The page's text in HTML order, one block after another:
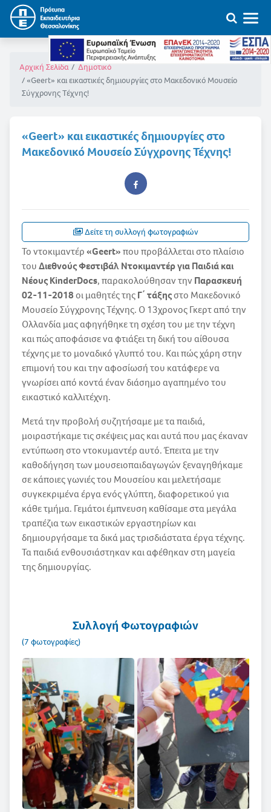
Αρχική Σελίδα
Δημοτικό
«Geert» και εικαστικές δημιουργίες στο Μακεδονικό Μουσείο
Σύγχρονης Τέχνης!
«Geert» και εικαστικές δημιουργίες στο
Μακεδονικό Μουσείο Σύγχρονης Τέχνης!
Δείτε τη συλλογή φωτογραφιών
Το ντοκιμαντέρ«Geert»που προβάλλεται στο πλαίσιο
τουΔιεθνούς Φεστιβάλ Ντοκιμαντέρ για Παιδιά και
Νέους KinderDocs, παρακολούθησαν τηνΠαρασκευή
02-11-2018οι μαθητές τηςΓ΄ τάξηςστο Μακεδονικό
Μουσείο Σύγχρονης Τέχνης. Ο 13χρονος Γκερτ από την
Ολλανδία μας αφηγήθηκε τη σχέση του με την τέχνη
και πώς αποφάσισε να φτιάξει τη δική του αίθουσα
τέχνης με το μοναδικό γλυπτό του. Και πώς χάρη στην
επιμονή του και την αφοσίωσή του κατάφερε να
γνωρίσει από κοντά έναν διάσημο αγαπημένο του
εικαστικό καλλιτέχνη.
Μετά την προβολή συζητήσαμε με τα παιδιά,
μοιραστήκαμε τις σκέψεις μας και αυτά που μας έκαναν
εντύπωση στο ντοκυμαντέρ αυτό. Έπειτα με την
καθοδήγηση των μουσειοπαιδαγωγών ξεναγηθήκαμε
σε κάποιες γωνιές του Μουσείου και μελετήσαμε
συγκεκριμένα έργα ενός γλύπτη, διαφορετικού για
κάθε τμήμα. Γεμάτοι έμπνευση καθίσαμε στα μεγάλα
τραπέζια των εικαστικών εργαστηρίων και
δημιουργήσαμε τα δικά μας τρισδιάστατα έργα τέχνης.
Τα παιδιά ενθουσιάστηκαν και αφέθηκαν στη μαγεία
της δημιουργίας.
Συλλογή Φωτογραφιών
(7 φωτογραφίες)